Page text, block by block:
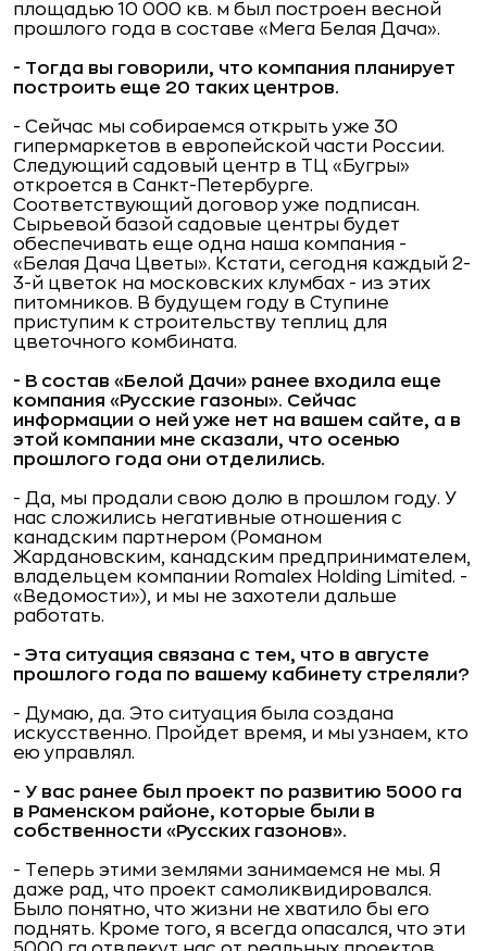
площадью 10 000 кв. м был построен весной
прошлого года в составе «Мега Белая Дача».
- Тогда вы говорили, что компания планирует
построить еще 20 таких центров.
- Сейчас мы собираемся открыть уже 30
гипермаркетов в европейской части России.
Следующий садовый центр в ТЦ «Бугры»
откроется в Санкт-Петербурге.
Соответствующий договор уже подписан.
Сырьевой базой садовые центры будет
обеспечивать еще одна наша компания -
«Белая Дача Цветы». Кстати, сегодня каждый 2-
3-й цветок на московских клумбах - из этих
питомников. В будущем году в Ступине
приступим к строительству теплиц для
цветочного комбината.
- В состав «Белой Дачи» ранее входила еще
компания «Русские газоны». Сейчас
информации о ней уже нет на вашем сайте, а в
этой компании мне сказали, что осенью
прошлого года они отделились.
- Да, мы продали свою долю в прошлом году. У
нас сложились негативные отношения с
канадским партнером (Романом
Жардановским, канадским предпринимателем,
владельцем компании Romalex Holding Limited. -
«Ведомости»), и мы не захотели дальше
работать.
- Эта ситуация связана с тем, что в августе
прошлого года по вашему кабинету стреляли?
- Думаю, да. Это ситуация была создана
искусственно. Пройдет время, и мы узнаем, кто
ею управлял.
- У вас ранее был проект по развитию 5000 га
в Раменском районе, которые были в
собственности «Русских газонов».
- Теперь этими землями занимаемся не мы. Я
даже рад, что проект самоликвидировался.
Было понятно, что жизни не хватило бы его
поднять. Кроме того, я всегда опасался, что эти